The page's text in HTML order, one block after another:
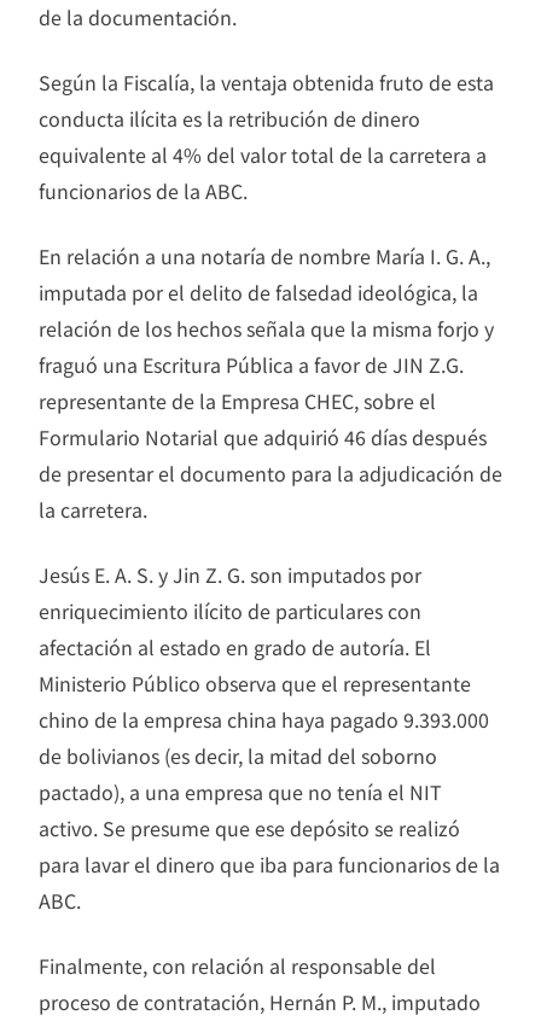
de la documentación.
Según la Fiscalía, la ventaja obtenida fruto de esta
conducta ilícita es la retribución de dinero
equivalente al 4% del valor total de la carretera a
funcionarios de la ABC.
En relación a una notaría de nombre María I. G. A.,
imputada por el delito de falsedad ideológica, la
relación de los hechos señala que la misma forjo y
fraguó una Escritura Pública a favor de JIN Z.G.
representante de la Empresa CHEC, sobre el
Formulario Notarial que adquirió 46 días después
de presentar el documento para la adjudicación de
la carretera.
Jesús E. A. S. y Jin Z. G. son imputados por
enriquecimiento ilícito de particulares con
afectación al estado en grado de autoría. El
Ministerio Público observa que el representante
chino de la empresa china haya pagado 9.393.000
de bolivianos (es decir, la mitad del soborno
pactado), a una empresa que no tenía el NIT
activo. Se presume que ese depósito se realizó
para lavar el dinero que iba para funcionarios de la
ABC.
Finalmente, con relación al responsable del
proceso de contratación, Hernán P. M., imputado